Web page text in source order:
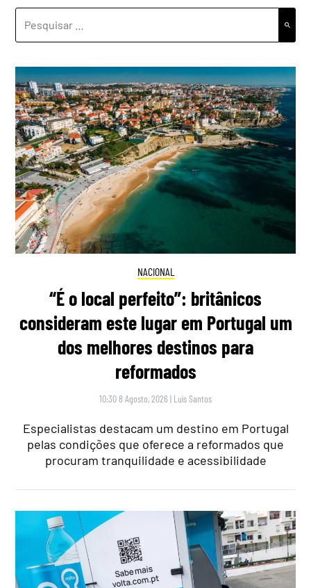
POR:
NACIONAL
“É o local perfeito”: britânicos
consideram este lugar em Portugal um
dos melhores destinos para
reformados
10:30 8 Agosto, 2026 | Luís Santos
Especialistas destacam um destino em Portugal
pelas condições que oferece a reformados que
procuram tranquilidade e acessibilidade